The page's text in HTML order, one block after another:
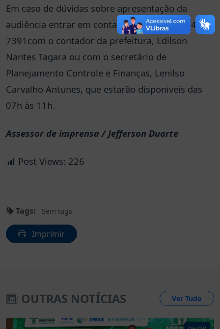
Em caso de dúvidas sobre apresentação da
audiência entrar em contato pelo telefone 3452-
7391com o contador da prefeitura, Edilson
Nantes Tagara ou com o secretário de
Planejamento Controle e Finanças, Lenilso
Carvalho Antunes, que estarão disponíveis das
07h às 11h.
Assessor de imprensa / Jefferson Duarte
Post Views: 226
Tags: Sem tags
Imprimir
OUTRAS NOTÍCIAS Ver Tudo